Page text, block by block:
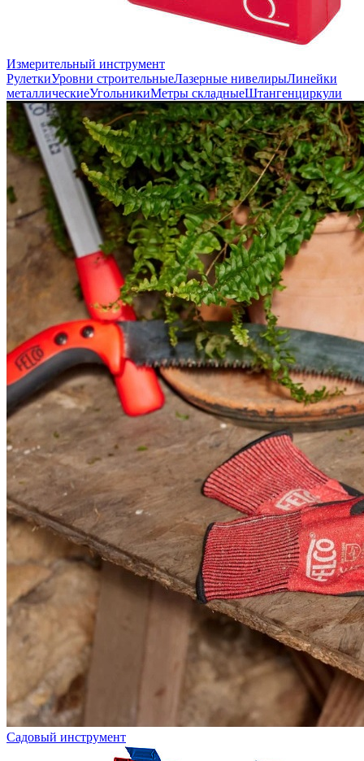
Измерительный инструмент
РулеткиУровни строительныеЛазерные нивелирыЛинейки
металлическиеУгольникиМетры складныеШтангенциркули
Садовый инструмент